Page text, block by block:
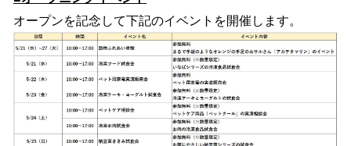
オープンを記念して下記のイベントを開催します。